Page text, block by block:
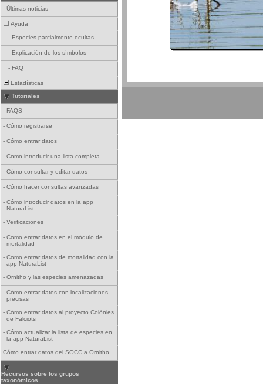
- Últimas noticias
Ayuda
- Especies parcialmente ocultas
- Explicación de los símbolos
- FAQ
Estadísticas
Tutoriales
- FAQS
- Cómo registrarse
- Cómo entrar datos
- Como introducir una lista completa
- Cómo consultar y editar datos
- Cómo hacer consultas avanzadas
- Cómo introducir datos en la app
NaturaList
- Verificaciones
- Como entrar datos en el módulo de
mortalidad
- Como entrar datos de mortalidad con la
app NaturaList
- Ornitho y las especies amenazadas
- Cómo entrar datos con localizaciones
precisas
- Cómo entrar datos al proyecto Colònies
de Falciots
- Cómo actualizar la lista de especies en
la app NaturaList
Cómo entrar datos del SOCC a Ornitho
Recursos sobre los grupos
taxonómicos